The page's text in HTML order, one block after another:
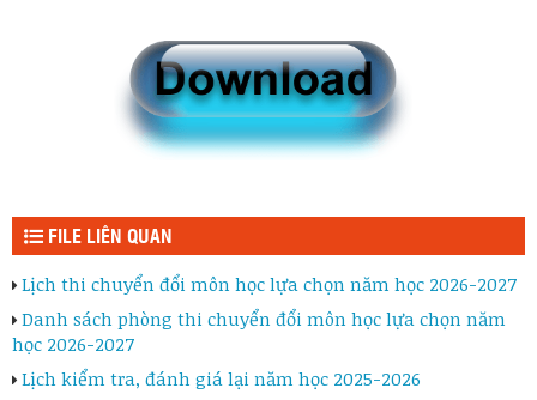
FILE LIÊN QUAN
Lịch thi chuyển đổi môn học lựa chọn năm học 2026-2027
Danh sách phòng thi chuyển đổi môn học lựa chọn năm
học 2026-2027
Lịch kiểm tra, đánh giá lại năm học 2025-2026